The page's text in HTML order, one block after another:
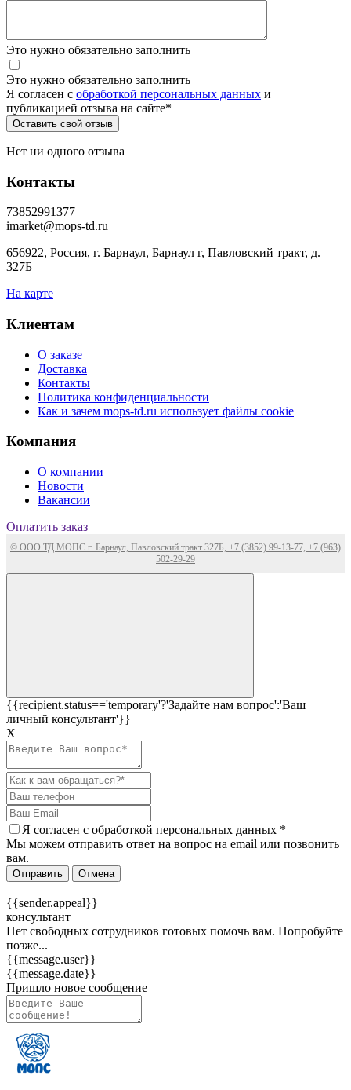
Это нужно обязательно заполнить
Это нужно обязательно заполнить
Я согласен c обработкой персональных данных и
публикацией отзыва на сайте*
Нет ни одного отзыва
Контакты
73852991377
imarket@mops-td.ru
656922, Россия, г. Барнаул, Барнаул г, Павловский тракт, д.
327Б
На карте
Клиентам
О заказе
Доставка
Контакты
Политика конфиденциальности
Как и зачем mops-td.ru использует файлы cookie
Компания
О компании
Новости
Вакансии
Оплатить заказ
© ООО ТД МОПС г. Барнаул, Павловский тракт 327Б, +7 (3852) 99-13-77, +7 (963)
502-29-29
{{recipient.status=='temporary'?'Задайте нам вопрос':'Ваш
личный консультант'}}
Х
Я согласен c обработкой персональных данных *
Мы можем отправить ответ на вопрос на email или позвонить
вам.
Отправить Отмена
{{sender.appeal}}
консультант
Нет свободных сотрудников готовых помочь вам. Попробуйте
позже...
{{message.user}}
{{message.date}}
Пришло новое сообщение